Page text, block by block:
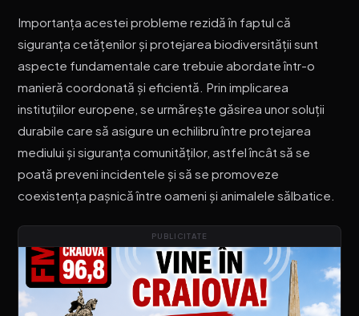
Importanța acestei probleme rezidă în faptul că
siguranța cetățenilor și protejarea biodiversității sunt
aspecte fundamentale care trebuie abordate într-o
manieră coordonată și eficientă. Prin implicarea
instituțiilor europene, se urmărește găsirea unor soluții
durabile care să asigure un echilibru între protejarea
mediului și siguranța comunităților, astfel încât să se
poată preveni incidentele și să se promoveze
coexistența pașnică între oameni și animalele sălbatice.
PUBLICITATE